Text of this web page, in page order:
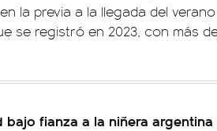
la previa a la llegada del
se registró en 2023, con más
fianza a la niñera